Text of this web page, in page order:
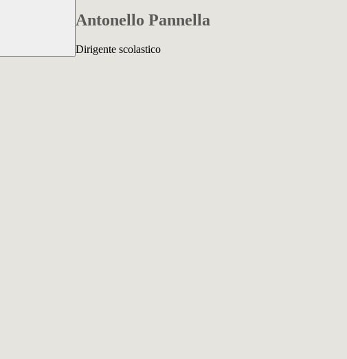
Antonello Pannella
Dirigente scolastico